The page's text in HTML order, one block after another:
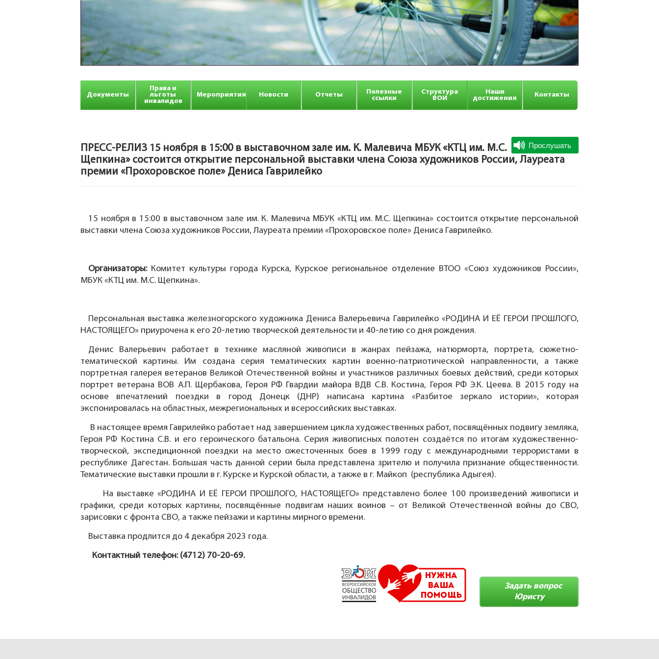
Документы
Права и
льготы
инвалидов
Мероприятия Новости Отчеты
Полезные
ссылки
Структура
ВОИ
Наши
достижения
Контакты
ПРЕСС-РЕЛИЗ 15 ноября в 15:00 в выставочном зале им. К. Малевича МБУК «КТЦ им. М.С.
Щепкина» состоится открытие персональной выставки члена Союза художников России, Лауреата
премии «Прохоровское поле» Дениса Гаврилейко
15 ноября в 15:00 в выставочном зале им. К. Малевича МБУК «КТЦ им. М.С. Щепкина» состоится открытие персональной
выставки члена Союза художников России, Лауреата премии «Прохоровское поле» Дениса Гаврилейко.
Организаторы:Комитет культуры города Курска, Курское региональное отделение ВТОО «Союз художников России»,
МБУК «КТЦ им. М.С. Щепкина».
Персональная выставка железногорского художника Дениса Валерьевича Гаврилейко «РОДИНА И ЕЁ ГЕРОИ ПРОШЛОГО,
НАСТОЯЩЕГО» приурочена к его 20-летию творческой деятельности и 40-летию со дня рождения.
Денис Валерьевич работает в технике масляной живописи в жанрах пейзажа, натюрморта, портрета, сюжетно-
тематической картины. Им создана серия тематических картин военно-патриотической направленности, а также
портретная галерея ветеранов Великой Отечественной войны и участников различных боевых действий, среди которых
портрет ветерана ВОВ А.П. Щербакова, Героя РФ Гвардии майора ВДВ С.В. Костина, Героя РФ Э.К. Цеева. В 2015 году на
основе впечатлений поездки в город Донецк (ДНР) написана картина «Разбитое зеркало истории», которая
экспонировалась на областных, межрегиональных и всероссийских выставках.
В настоящее время Гаврилейко работает над завершением цикла художественных работ, посвящённых подвигу земляка,
Героя РФ Костина С.В. и его героического батальона. Серия живописных полотен создаётся по итогам художественно-
творческой, экспедиционной поездки на место ожесточенных боев в 1999 году с международными террористами в
республике Дагестан. Большая часть данной серии была представлена зрителю и получила признание общественности.
Тематические выставки прошли в г. Курске и Курской области, а также в г. Майкоп (республика Адыгея).
На выставке «РОДИНА И ЕЁ ГЕРОИ ПРОШЛОГО, НАСТОЯЩЕГО» представлено более 100 произведений живописи и
графики, среди которых картины, посвящённые подвигам наших воинов – от Великой Отечественной войны до СВО,
зарисовки с фронта СВО, а также пейзажи и картины мирного времени.
Выставка продлится до 4 декабря 2023 года.
Контактный телефон: (4712) 70-20-69.
Задать вопрос
Юристу